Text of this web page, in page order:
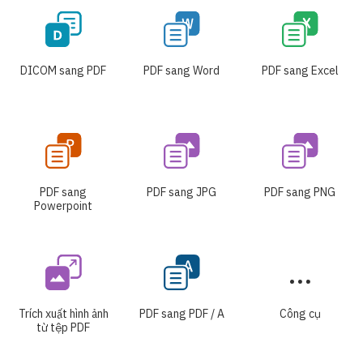
DICOM sang PDF PDF sang Word PDF sang Excel
PDF sang
Powerpoint
PDF sang JPG PDF sang PNG
Trích xuất hình ảnh
từ tệp PDF
PDF sang PDF / A Công cụ